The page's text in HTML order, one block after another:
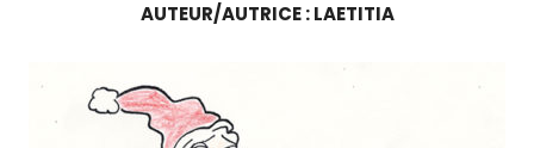
AUTEUR/AUTRICE :LAETITIA